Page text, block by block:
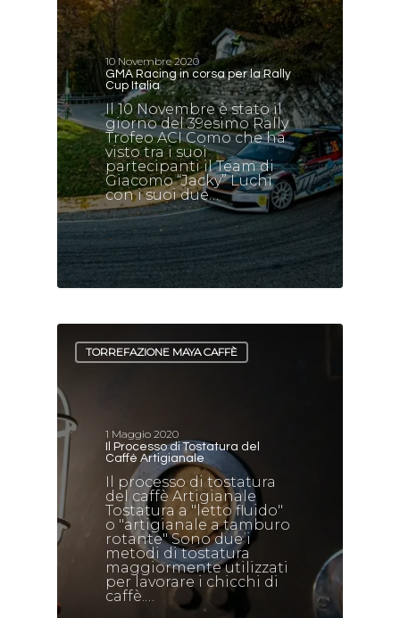
10 Novembre 2020
GMA Racing in corsa per la Rally
Cup Italia
Il 10 Novembre è stato il
giorno del 39esimo Rally
Trofeo ACI Como che ha
visto tra i suoi
partecipanti il Team di
Giacomo “Jacky” Luchi
con i suoi due…
TORREFAZIONE MAYA CAFFÈ
1 Maggio 2020
Il Processo di Tostatura del
Caffè Artigianale
Il processo di tostatura
del caffè Artigianale
Tostatura a "letto fluido"
o "artigianale a tamburo
rotante" Sono due i
metodi di tostatura
maggiormente utilizzati
per lavorare i chicchi di
caffè.…